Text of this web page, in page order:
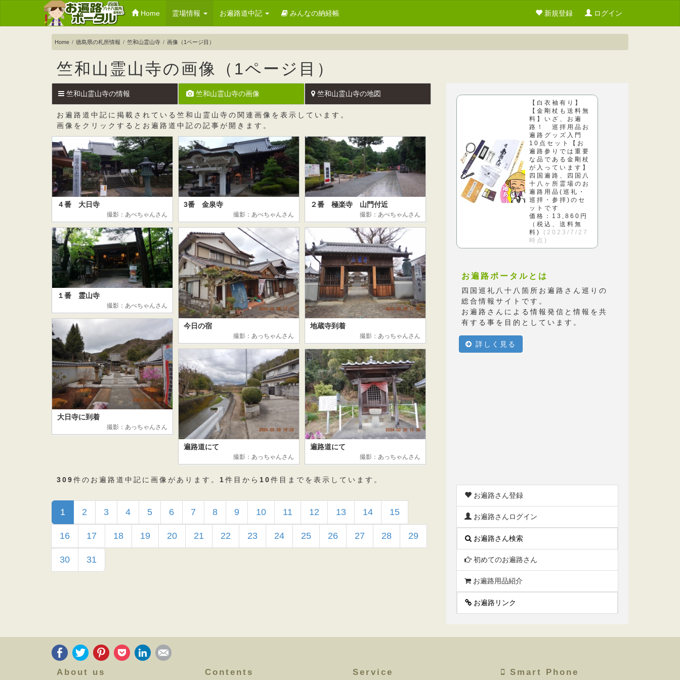
Home 霊場情報 お遍路道中記 みんなの納経帳 新規登録 ログイン
Home 徳島県の札所情報 竺和山霊山寺 画像（1ページ目）
竺和山霊山寺の画像（1ページ目）
竺和山霊山寺の情報 竺和山霊山寺の画像 竺和山霊山寺の地図
お遍路道中記に掲載されている竺和山霊山寺の関連画像を表示しています。
画像をクリックするとお遍路道中記の記事が開きます。
４番 大日寺
撮影：あべちゃんさん
3番 金泉寺
撮影：あべちゃんさん
２番 極楽寺 山門付近
撮影：あべちゃんさん
１番 霊山寺
撮影：あべちゃんさん
今日の宿
撮影：あっちゃんさん
地蔵寺到着
撮影：あっちゃんさん
大日寺に到着
撮影：あっちゃんさん
遍路道にて
撮影：あっちゃんさん
遍路道にて
撮影：あっちゃんさん
309件のお遍路道中記に画像があります。 1件目から 10件目までを表示しています。
1 2 3 4 5 6 7 8 9 10 11 12 13 14 15
16 17 18 19 20 21 22 23 24 25 26 27 28 29
30 31
【白衣袖有り】
【金剛杖も送料無
料】いざ、お遍
路！ 巡拝用品お
遍路グッズ入門
10点セット【お
遍路参りでは重要
な品である金剛杖
が入っています】
四国遍路、四国八
十八ヶ所霊場のお
遍路用品(巡礼・
巡拝・参拝)のセ
ットです
価格：13,860円
（税込、送料無
料)
(2023/7/27
時点)
お遍路ポータルとは
四国巡礼八十八箇所お遍路さん巡りの
総合情報サイトです。
お遍路さんによる情報発信と情報を共
有する事を目的としています。
詳しく見る
お遍路さん登録
お遍路さんログイン
お遍路さん検索
初めてのお遍路さん
お遍路用品紹介
お遍路リンク
About us Contents Service Smart Phone